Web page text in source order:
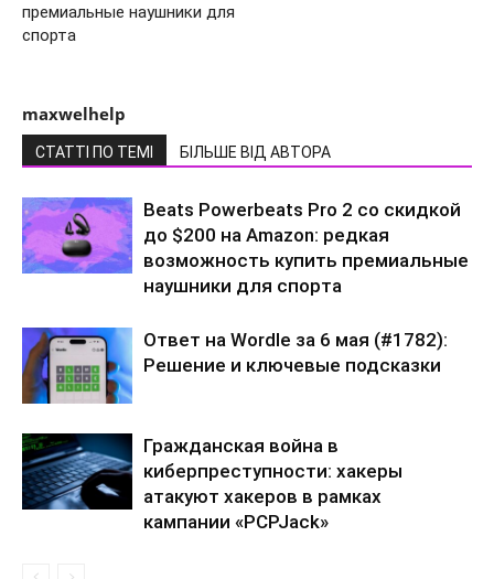
премиальные наушники для
спорта
maxwelhelp
СТАТТІ ПО ТЕМІ БІЛЬШЕ ВІД АВТОРА
Beats Powerbeats Pro 2 со скидкой
до $200 на Amazon: редкая
возможность купить премиальные
наушники для спорта
Ответ на Wordle за 6 мая (#1782):
Решение и ключевые подсказки
Гражданская война в
киберпреступности: хакеры
атакуют хакеров в рамках
кампании «PCPJack»